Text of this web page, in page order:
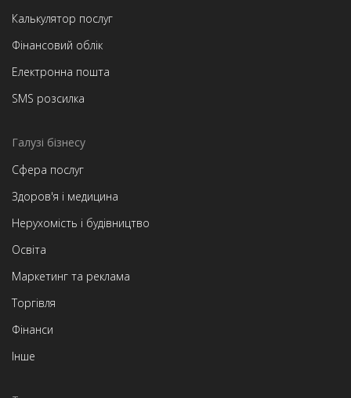
Калькулятор послуг
Фінансовий облік
Електронна пошта
SMS розсилка
Галузі бізнесу
Сфера послуг
Здоров'я і медицина
Нерухомість і будівництво
Освіта
Маркетинг та реклама
Торгівля
Фінанси
Інше